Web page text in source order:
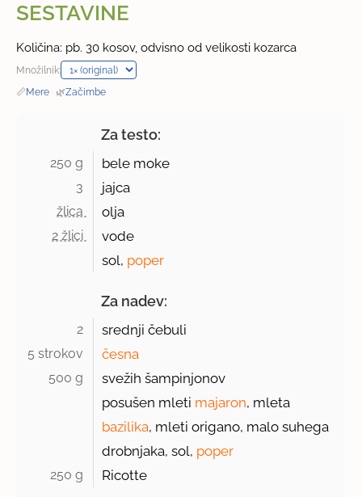
SESTAVINE
Količina: pb. 30 kosov, odvisno od velikosti kozarca
Množilnik:
📏Mere · 🌿Začimbe
Za testo:
250 g bele moke
3 jajca
žlica olja
2 žlici
vode
sol, poper
Za nadev:
2 srednji čebuli
5 strokov česna
500 g
svežih šampinjonov
posušen mleti majaron, mleta
bazilika, mleti origano, malo suhega
drobnjaka, sol, poper
250 g Ricotte